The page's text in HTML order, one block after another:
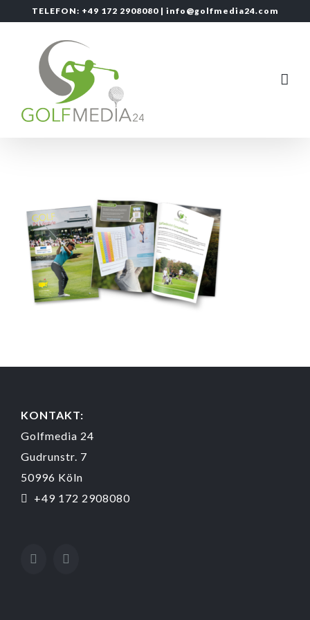
TELEFON: +49 172 2908080 | info@golfmedia24.com
KONTAKT:
Golfmedia 24
Gudrunstr. 7
50996 Köln
+49 172 2908080